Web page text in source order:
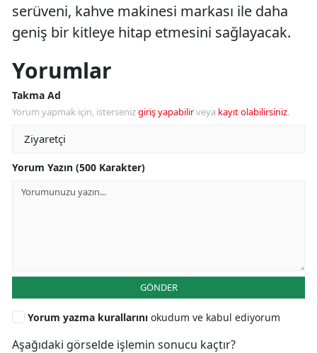
serüveni, kahve makinesi markası ile daha
geniş bir kitleye hitap etmesini sağlayacak.
Yorumlar
Takma Ad
Yorum yapmak için, istersenizgiriş yapabilirveya kayıt olabilirsiniz.
Yorum Yazın (500 Karakter)
GÖNDER
Yorum yazma kurallarını okudum ve kabul ediyorum
Aşağıdaki görselde işlemin sonucu kaçtır?